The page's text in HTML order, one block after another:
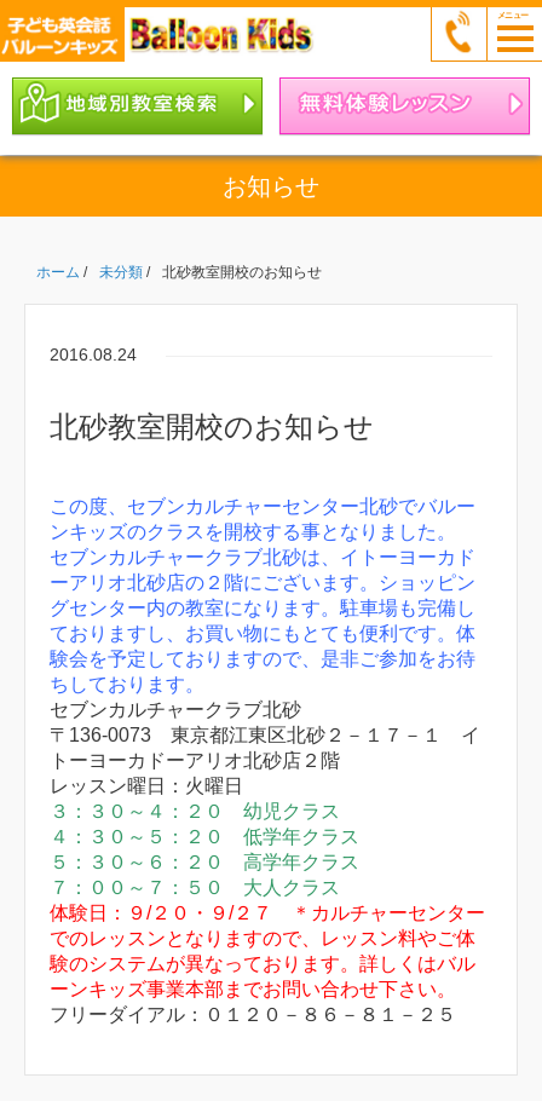
お知らせ
ホーム / 未分類 / 北砂教室開校のお知らせ
2016.08.24
北砂教室開校のお知らせ
この度、セブンカルチャーセンター北砂でバルー
ンキッズのクラスを開校する事となりました。
セブンカルチャークラブ北砂は、イトーヨーカド
ーアリオ北砂店の２階にございます。ショッピン
グセンター内の教室になります。駐車場も完備し
ておりますし、お買い物にもとても便利です。体
験会を予定しておりますので、是非ご参加をお待
ちしております。
セブンカルチャークラブ北砂
〒136-0073 東京都江東区北砂２－１７－１ イ
トーヨーカドーアリオ北砂店２階
レッスン曜日：火曜日
３：３０～４：２０ 幼児クラス
４：３０～５：２０ 低学年クラス
５：３０～６：２０ 高学年クラス
７：００～７：５０ 大人クラス
体験日：９/２０・９/２７ ＊カルチャーセンター
でのレッスンとなりますので、レッスン料やご体
験のシステムが異なっております。詳しくはバル
ーンキッズ事業本部までお問い合わせ下さい。
フリーダイアル：０１２０－８６－８１－２５